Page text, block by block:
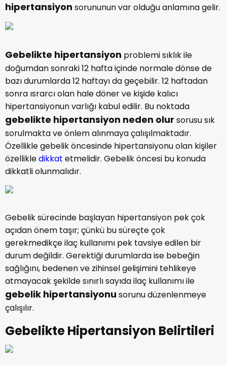
hipertansiyon sorununun var olduğu anlamına gelir.
Gebelikte hipertansiyon problemi sıklık ile
doğumdan sonraki 12 hafta içinde normale dönse de
bazı durumlarda 12 haftayı da geçebilir. 12 haftadan
sonra ısrarcı olan hale döner ve kişide kalıcı
hipertansiyonun varlığı kabul edilir. Bu noktada
gebelikte hipertansiyon neden olur sorusu sık
sorulmakta ve önlem alınmaya çalışılmaktadır.
Özellikle gebelik öncesinde hipertansiyonu olan kişiler
özellikledikkat etmelidir. Gebelik öncesi bu konuda
dikkatli olunmalıdır.
Gebelik sürecinde başlayan hipertansiyon pek çok
açıdan önem taşır; çünkü bu süreçte çok
gerekmedikçe ilaç kullanımı pek tavsiye edilen bir
durum değildir. Gerektiği durumlarda ise bebeğin
sağlığını, bedenen ve zihinsel gelişimini tehlikeye
atmayacak şekilde sınırlı sayıda ilaç kullanımı ile
gebelik hipertansiyonu sorunu düzenlenmeye
çalışılır.
Gebelikte Hipertansiyon Belirtileri